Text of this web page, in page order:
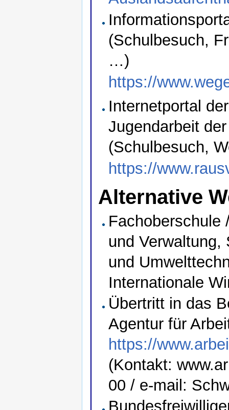
(Schulbesuch,
…)
https://
Internetportal
Jugendarbeit
(Schulbesuch,
https://
Alternative
Fachoberschule
und
und
Internationale
Übertritt in das
Agentur für
https://
(Kontakt:
00 / e-mail: